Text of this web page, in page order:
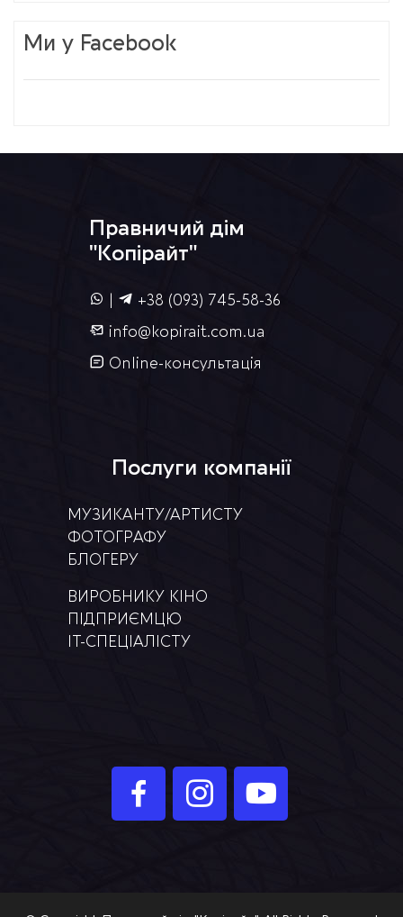
Ми у Facebook
Правничий дім
"Копірайт"
+38 (093) 745-58-36
info@kopirait.com.ua
Online-консультація
Послуги компанії
МУЗИКАНТУ/АРТИСТУ
ФОТОГРАФУ
БЛОГЕРУ
ВИРОБНИКУ КІНО
ПІДПРИЄМЦЮ
IT-СПЕЦІАЛІСТУ